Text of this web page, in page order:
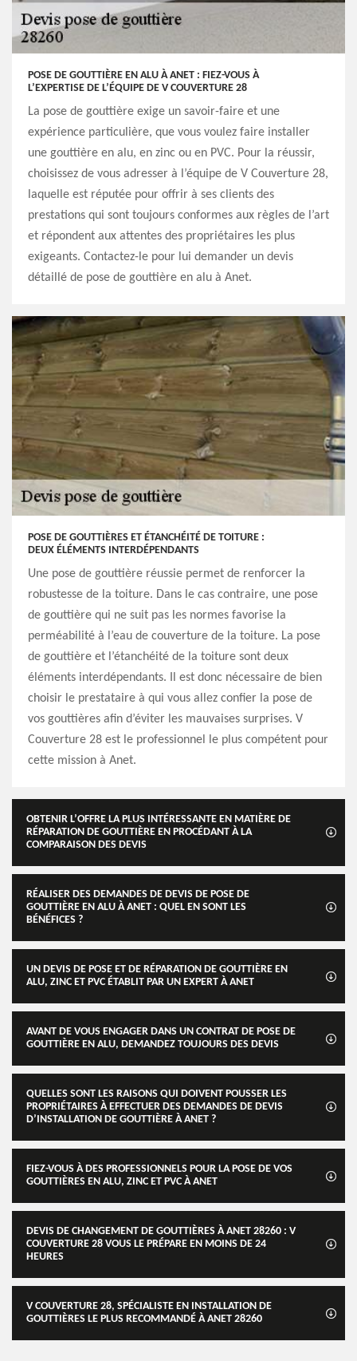
POSE DE GOUTTIÈRE EN ALU À ANET : FIEZ-VOUS À
L’EXPERTISE DE L’ÉQUIPE DE V COUVERTURE 28
La pose de gouttière exige un savoir-faire et une
expérience particulière, que vous voulez faire installer
une gouttière en alu, en zinc ou en PVC. Pour la réussir,
choisissez de vous adresser à l’équipe de V Couverture 28,
laquelle est réputée pour offrir à ses clients des
prestations qui sont toujours conformes aux règles de l’art
et répondent aux attentes des propriétaires les plus
exigeants. Contactez-le pour lui demander un devis
détaillé de pose de gouttière en alu à Anet.
POSE DE GOUTTIÈRES ET ÉTANCHÉITÉ DE TOITURE :
DEUX ÉLÉMENTS INTERDÉPENDANTS
Une pose de gouttière réussie permet de renforcer la
robustesse de la toiture. Dans le cas contraire, une pose
de gouttière qui ne suit pas les normes favorise la
perméabilité à l’eau de couverture de la toiture. La pose
de gouttière et l’étanchéité de la toiture sont deux
éléments interdépendants. Il est donc nécessaire de bien
choisir le prestataire à qui vous allez confier la pose de
vos gouttières afin d’éviter les mauvaises surprises. V
Couverture 28 est le professionnel le plus compétent pour
cette mission à Anet.
OBTENIR L’OFFRE LA PLUS INTÉRESSANTE EN MATIÈRE DE
RÉPARATION DE GOUTTIÈRE EN PROCÉDANT À LA
COMPARAISON DES DEVIS
RÉALISER DES DEMANDES DE DEVIS DE POSE DE
GOUTTIÈRE EN ALU À ANET : QUEL EN SONT LES
BÉNÉFICES ?
UN DEVIS DE POSE ET DE RÉPARATION DE GOUTTIÈRE EN
ALU, ZINC ET PVC ÉTABLIT PAR UN EXPERT À ANET
AVANT DE VOUS ENGAGER DANS UN CONTRAT DE POSE DE
GOUTTIÈRE EN ALU, DEMANDEZ TOUJOURS DES DEVIS
QUELLES SONT LES RAISONS QUI DOIVENT POUSSER LES
PROPRIÉTAIRES À EFFECTUER DES DEMANDES DE DEVIS
D’INSTALLATION DE GOUTTIÈRE À ANET ?
FIEZ-VOUS À DES PROFESSIONNELS POUR LA POSE DE VOS
GOUTTIÈRES EN ALU, ZINC ET PVC À ANET
DEVIS DE CHANGEMENT DE GOUTTIÈRES À ANET 28260 : V
COUVERTURE 28 VOUS LE PRÉPARE EN MOINS DE 24
HEURES
V COUVERTURE 28, SPÉCIALISTE EN INSTALLATION DE
GOUTTIÈRES LE PLUS RECOMMANDÉ À ANET 28260